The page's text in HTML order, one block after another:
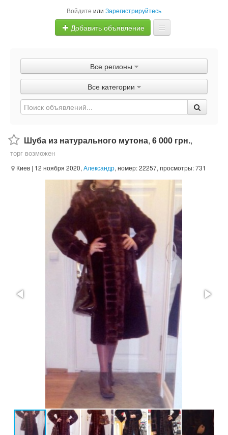
Войдите или Зарегистрируйтесь
Добавить объявление
Объявления
Быстрая продажа
Все регионы
Все категории
Шуба из натурального мутона, 6 000 грн.,
торг возможен
Киев | 12 ноября 2020, Александр, номер: 22257, просмотры: 731